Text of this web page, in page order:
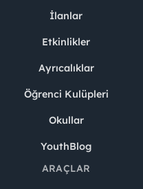
İlanlar
Etkinlikler
Ayrıcalıklar
Öğrenci Kulüpleri
Okullar
YouthBlog
ARAÇLAR